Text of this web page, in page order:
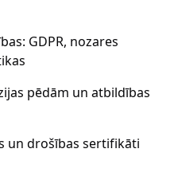
GDPR, nozares
pēdām un atbildības
un drošības sertifikāti